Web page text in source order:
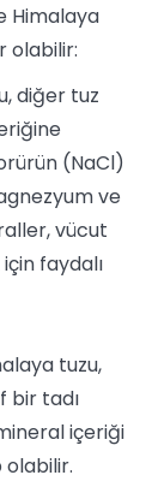
Himalaya
olabilir:
diğer tuz
(NaCl)
ve
vücut
faydalı
tuzu,
bir tadı
içeriği
olabilir.